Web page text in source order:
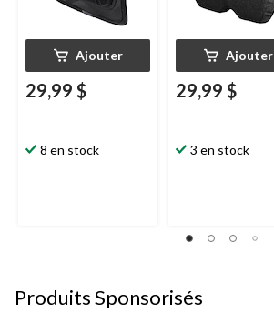
Ajouter
29,99 $
8 en stock
Ajouter
29,99 $
3 en stock
Produits Sponsorisés